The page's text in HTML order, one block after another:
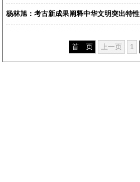
杨林旭：考古新成果阐释中华文明突出特性
首 页 上一页 1